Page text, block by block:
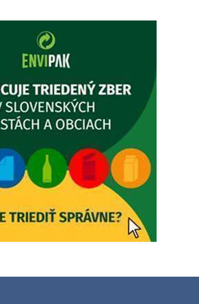
z dôvodu čerpania dovolenky. Akútne
MUDr.Fisch…
5. 8. sa bude zvážať komunálny odpad.
5. 8. sa zváža komunálny odpad.